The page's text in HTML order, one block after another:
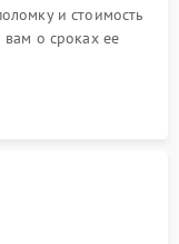
и стоимость
о сроках ее